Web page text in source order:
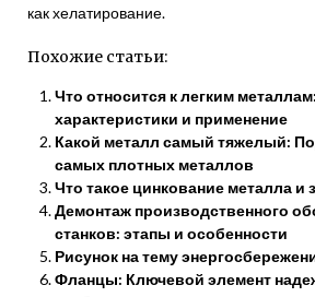
как хелатирование.
Похожие статьи:
Что относится к легким
характеристики и применение
Какой металл самый тяжелый:
самых плотных металлов
Что такое цинкование металла и
Демонтаж производственного
станков: этапы и особенности
Рисунок на тему
Фланцы: Ключевой элемент